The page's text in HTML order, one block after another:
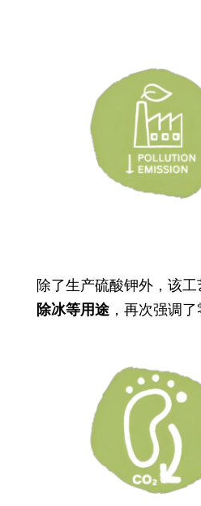
除了生产硫酸钾外，该
除冰等用途 ，再次强调